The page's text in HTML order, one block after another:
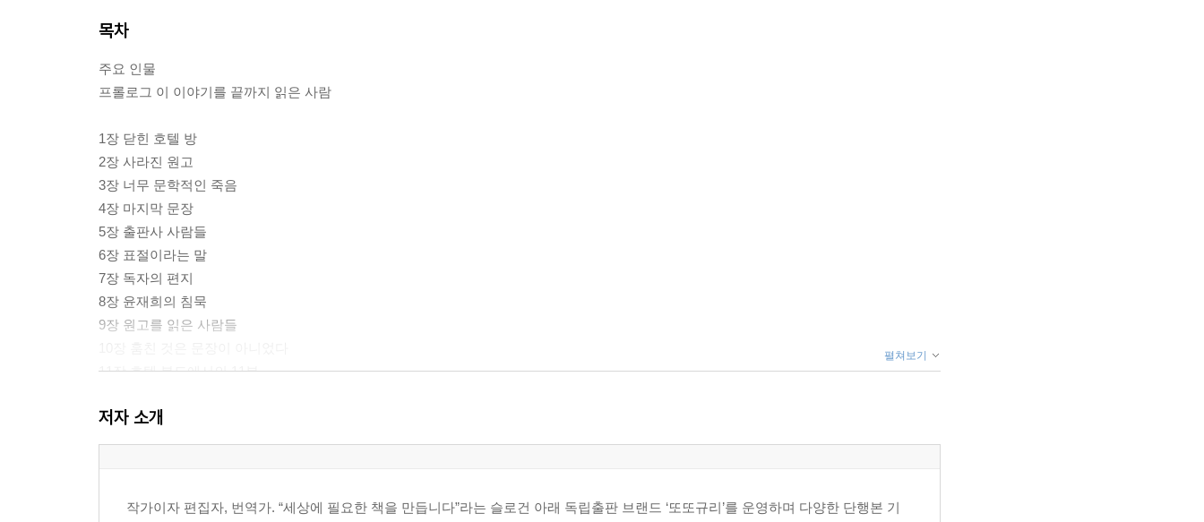
목차
주요 인물
프롤로그 이 이야기를 끝까지 읽은 사람
1장 닫힌 호텔 방
2장 사라진 원고
3장 너무 문학적인 죽음
4장 마지막 문장
5장 출판사 사람들
6장 표절이라는 말
7장 독자의 편지
8장 윤재희의 침묵
9장 원고를 읽은 사람들
11장 호텔 복도에서의 11분
13장 마지막 독자
14장 작가가 숨긴 이야기
에필로그 왓슨의 기록
펼쳐보기
저자 소개
작가이자 편집자, 번역가. “세상에 필요한 책을 만듭니다”라는 슬로건 아래 독립출판 브랜드 ‘또또규리’를 운영하며 다양한 단행본 기